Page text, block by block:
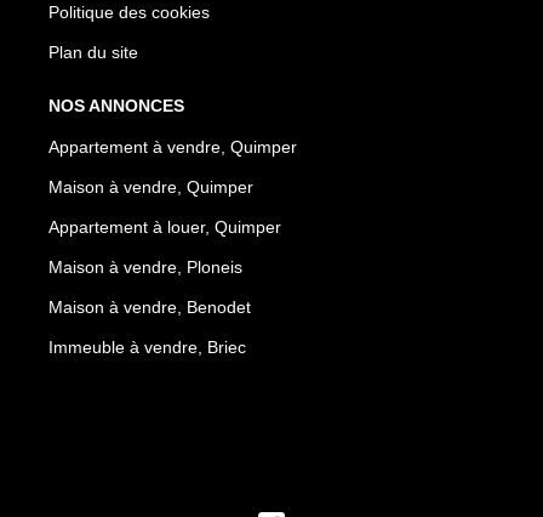
Politique des cookies
Plan du site
NOS ANNONCES
Appartement à vendre, Quimper
Maison à vendre, Quimper
Appartement à louer, Quimper
Maison à vendre, Ploneis
Maison à vendre, Benodet
Immeuble à vendre, Briec